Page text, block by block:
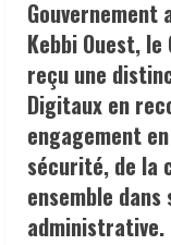
Gouvernement
Kebbi Ouest,
reçu une
Digitaux en
engagement
sécurité, de la
ensemble
administrative.